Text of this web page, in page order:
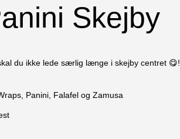
Skejby
du ikke lede særlig længe i skejby centret 😋!
Panini, Falafel og Zamusa